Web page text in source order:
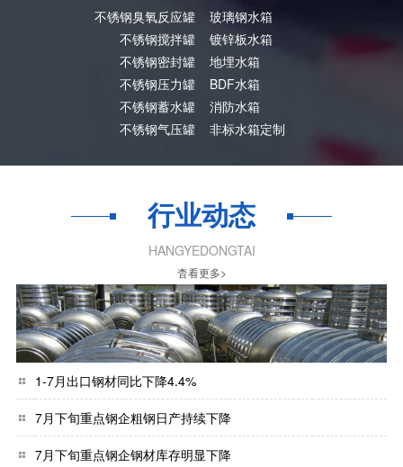
不锈钢臭氧反应罐
不锈钢搅拌罐
不锈钢密封罐
不锈钢压力罐
不锈钢蓄水罐
不锈钢气压罐
玻璃钢水箱
镀锌板水箱
地埋水箱
BDF水箱
消防水箱
非标水箱定制
行业动态
HANGYEDONGTAI
杳看更多>
1-7月出口钢材同比下降4.4%
7月下旬重点钢企粗钢日产持续下降
7月下旬重点钢企钢材库存明显下降